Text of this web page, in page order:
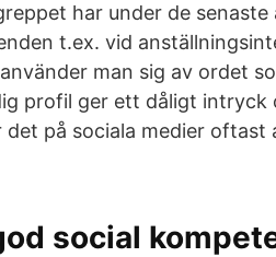
har under de
t.ex. vid
man sig av ordet
profil ger ett dåligt intryck
på sociala medier
social